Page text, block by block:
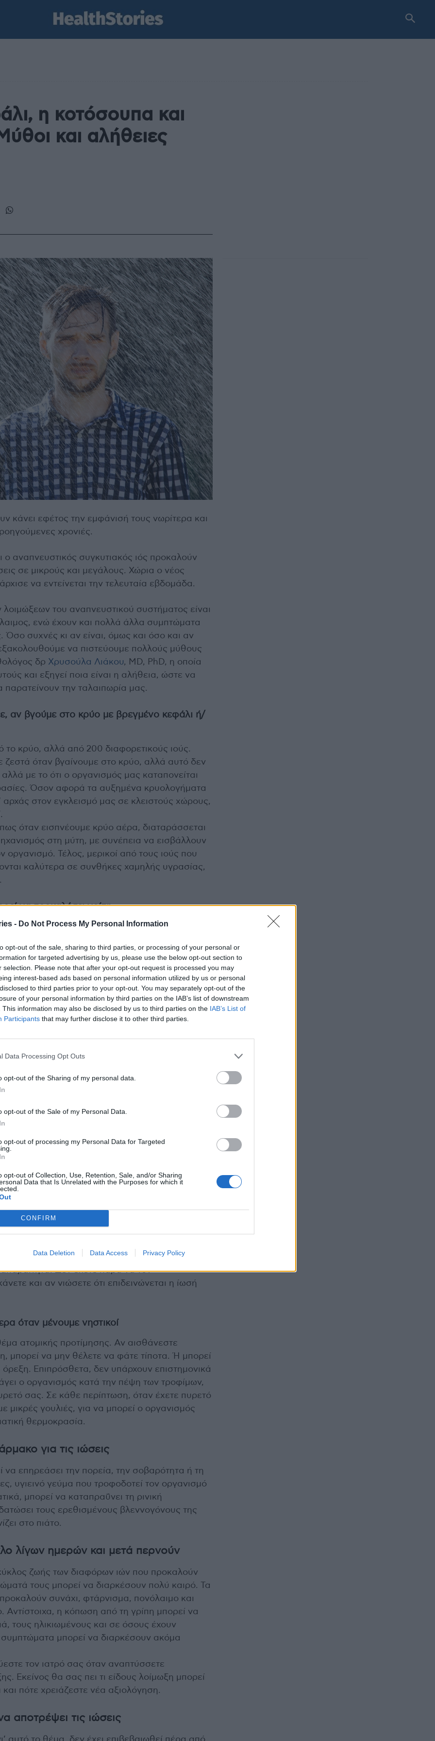
- Do Not Process My Personal Information
opt-out of the sale, sharing to third parties, or processing of your personal or
for targeted advertising by us, please use the below opt-out section to
selection. Please note that after your opt-out request is processed you may
interest-based ads based on personal information utilized by us or personal
to third parties prior to your opt-out. You may separately opt-out of the
of your personal information by third parties on the IAB’s list of downstream
This information may also be disclosed by us to third parties on the IAB’s List of
Participants that may further disclose it to other third parties.
Data Processing Opt Outs
opt-out of the Sharing of my personal data.
opt-out of the Sale of my Personal Data.
opt-out of processing my Personal Data for Targeted
opt-out of Collection, Use, Retention, Sale, and/or Sharing
Data that Is Unrelated with the Purposes for which it
CONFIRM
Data Deletion Data Access Privacy Policy
η κοτόσουπα και
και αλήθειες
κάνει εφέτος την εμφάνισή τους νωρίτερα και
χρονιές.
ο αναπνευστικός συγκυτιακός ιός προκαλούν
σε μικρούς και μεγάλους. Χώρια ο νέος
να εντείνεται την τελευταία εβδομάδα.
λοιμώξεων του αναπνευστικού συστήματος είναι
ενώ έχουν και πολλά άλλα συμπτώματα
Όσο συχνές κι αν είναι, όμως και όσο και αν
να πιστεύουμε πολλούς μύθους
δρ Χρυσούλα Λιάκου, MD, PhD, η οποία
και εξηγεί ποια είναι η αλήθεια, ώστε να
την ταλαιπωρία μας.
αν βγούμε στο κρύο με βρεγμένο κεφάλι ή/
το κρύο, αλλά από 200 διαφορετικούς ιούς.
όταν βγαίνουμε στο κρύο, αλλά αυτό δεν
με το ότι ο οργανισμός μας καταπονείται
Όσον αφορά τα αυξημένα κρυολογήματα
αρχάς στον εγκλεισμό μας σε κλειστούς χώρους,
όταν εισπνέουμε κρύο αέρα, διαταράσσεται
στη μύτη, με συνέπεια να εισβάλλουν
οργανισμό. Τέλος, μερικοί από τους ιούς που
καλύτερα σε συνθήκες χαμηλής υγρασίας,
να προκαλέσει γρίπη
πρωτεϊνών από αδρανοποιημένους ιούς
γρίπη. Αν εκδηλώσετε συμπτώματα
το εμβόλιο, κατά πάσα πιθανότητα έχετε
ιό. Και αυτό γιατί στις ανεπιθύμητες ενέργειες
τόσο συμπτώματα από το
της ένεσης (πόνος, κοκκίνισμα ή/και
και πόνοι στους μυς.
της γρίπης, αρρωσταίνω συνέχεια
τον χρόνο κατά μέσον όρο, ενώ τα παιδιά
κατά τα πρώτα χρόνια που πάνε στον
Αν μετά το αντιγριπικό εμβόλιο αρρωστήσετε
κοινό κρυολόγημα ή άλλες ιώσεις.
στο στήθος, πρέπει να πάρω
την πνευμονία
βακτήρια (μικρόβια) και όχι ιούς. Επομένως,
τον βήχα. Επιπλέον, τα αντιβιοτικά
δράση. Αν ο «βήχας πίσω από το στήθος»
να τον επηρεάσουν. Το χειρότερο είναι
ανθεκτικά βακτήρια, τα οποία θα
και εάν στ’ αλήθεια την χρειασθείτε.
αντιβιοτικά όταν έχετε ίωση του
φάρμακα που μπορεί να σας χορηγήσει ο
τις επιπλοκές π.χ. της γρίπης ή του
απαραίτητα. Δεν έχετε παρά να τον
και αν νιώσετε ότι επιδεινώνεται η ίωσή
όταν μένουμε νηστικοί
ατομικής προτίμησης. Αν αισθάνεστε
μπορεί να μην θέλετε να φάτε τίποτα. Ή μπορεί
Επιπρόσθετα, δεν υπάρχουν επιστημονικά
ο οργανισμός κατά την πέψη των τροφίμων,
σας. Σε κάθε περίπτωση, όταν έχετε πυρετό
μικρές γουλιές, για να μπορεί ο οργανισμός
θερμοκρασία.
για τις ιώσεις
να επηρεάσει την πορεία, την σοβαρότητα ή τη
υγιεινό γεύμα που τροφοδοτεί τον οργανισμό
μπορεί να καταπραΰνει τη ρινική
τους ερεθισμένους βλεννογόνους της
στο πιάτο.
λίγων ημερών και μετά περνούν
ζωής των διαφόρων ιών που προκαλούν
τους μπορεί να διαρκέσουν πολύ καιρό. Τα
συνάχι, φτάρνισμα, πονόλαιμο και
Αντίστοιχα, η κόπωση από τη γρίπη μπορεί να
τους ηλικιωμένους και σε όσους έχουν
μπορεί να διαρκέσουν ακόμα
τον ιατρό σας όταν αναπτύσσετε
Εκείνος θα σας πει τι είδους λοίμωξη μπορεί
πότε χρειάζεστε νέα αξιολόγηση.
αποτρέψει τις ιώσεις